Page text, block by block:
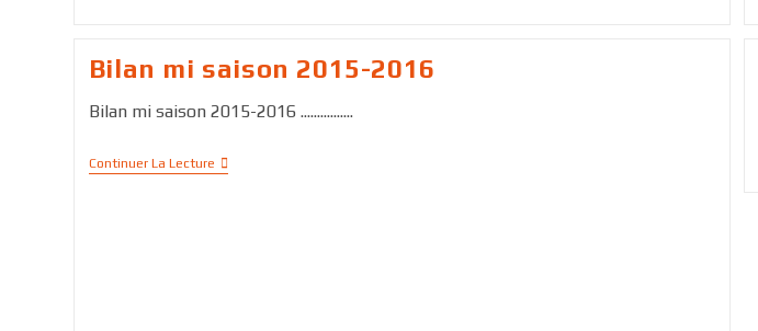
Bilan mi saison 2015-2016
Bilan mi saison 2015-2016 ................
Continuer La Lecture